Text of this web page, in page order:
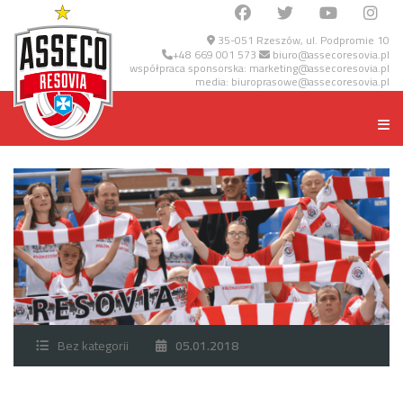
35-051 Rzeszów, ul. Podpromie 10
+48 669 001 573 biuro@assecoresovia.pl
współpraca sponsorska: marketing@assecoresovia.pl
media: biuroprasowe@assecoresovia.pl
Bez kategorii 05.01.2018